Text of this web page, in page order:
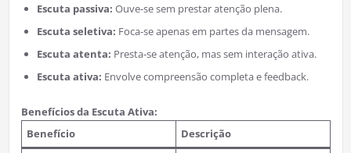
Escuta passiva: Ouve-se sem prestar atenção plena.
Escuta seletiva: Foca-se apenas em partes da mensagem.
Escuta atenta: Presta-se atenção, mas sem interação ativa.
Escuta ativa: Envolve compreensão completa e feedback.
Benefícios da Escuta Ativa:
Benefício
Descrição